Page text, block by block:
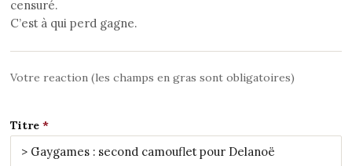
censuré.
C’est à qui perd gagne.
Votre reaction (les champs en gras sont obligatoires)
Titre